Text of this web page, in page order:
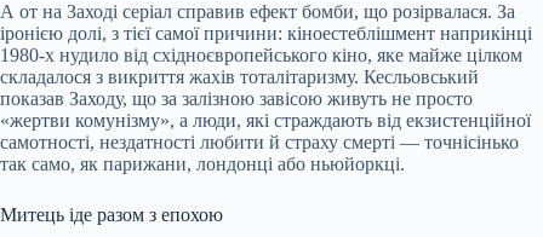
А от на Заході серіал справив ефект бомби, що розірвалася. За
іронією долі, з тієї самої причини: кіноестеблішмент наприкінці
1980-х нудило від східноєвропейського кіно, яке майже цілком
складалося з викриття жахів тоталітаризму. Кесльовський
показав Заходу, що за залізною завісою живуть не просто
«жертви комунізму», а люди, які страждають від екзистенційної
самотності, нездатності любити й страху смерті — точнісінько
так само, як парижани, лондонці або ньюйоркці.
Митець іде разом з епохою